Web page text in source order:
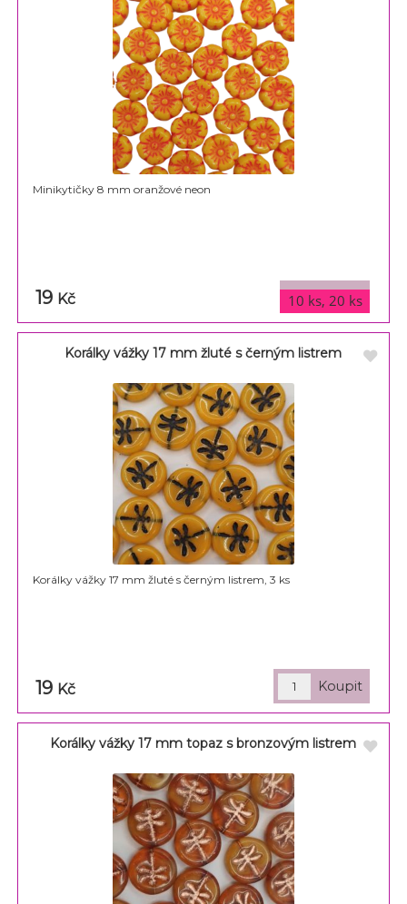
Minikytičky 8 mm oranžové neon
varianty
10 ks, 20 ks
19 Kč
Korálky vážky 17 mm žluté s černým listrem
Korálky vážky 17 mm žluté s černým listrem, 3 ks
19 Kč
Korálky vážky 17 mm topaz s bronzovým listrem